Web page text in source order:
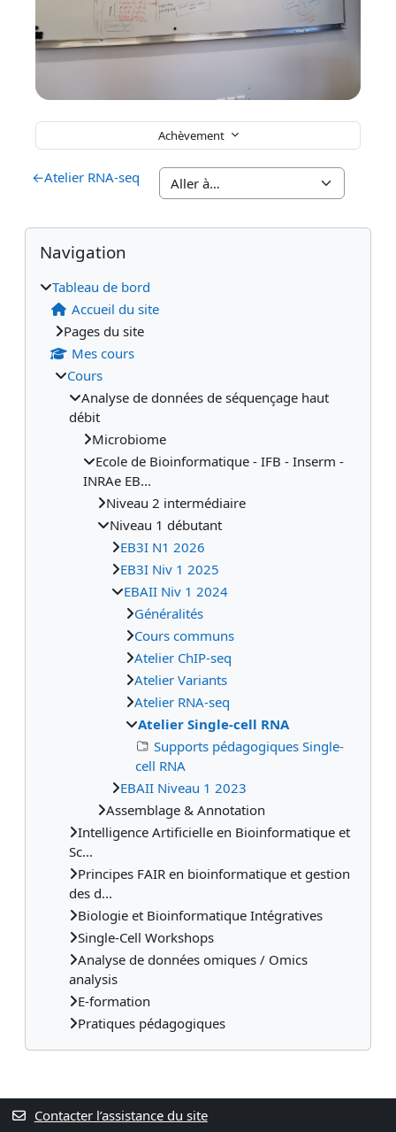
Achèvement
←Atelier RNA-seq
Blocs
Blocs supplémentaires
Passer Navigation
Navigation
Tableau de bord
Accueil du site
Pages du site
Mes cours
Cours
Analyse de données de séquençage haut
débit
Microbiome
Ecole de Bioinformatique - IFB - Inserm -
INRAe EB...
Niveau 2 intermédiaire
Niveau 1 débutant
EB3I N1 2026
EB3I Niv 1 2025
EBAII Niv 1 2024
Généralités
Cours communs
Atelier ChIP-seq
Atelier Variants
Atelier RNA-seq
Atelier Single-cell RNA
Supports pédagogiques Single-
cell RNA
EBAII Niveau 1 2023
Assemblage & Annotation
Intelligence Artificielle en Bioinformatique et
Sc...
Principes FAIR en bioinformatique et gestion
des d...
Biologie et Bioinformatique Intégratives
Single-Cell Workshops
Analyse de données omiques / Omics
analysis
E-formation
Pratiques pédagogiques
Contacter l’assistance du site